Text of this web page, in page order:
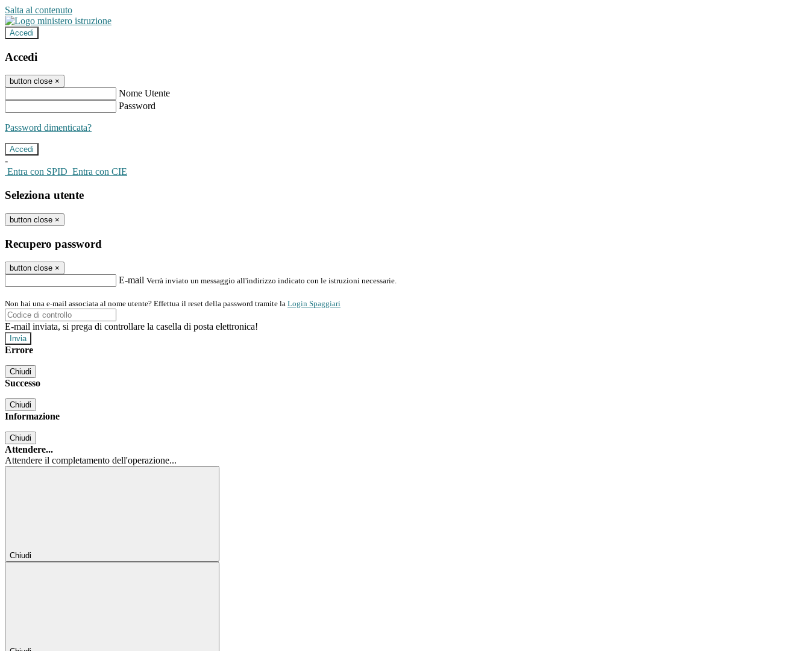
Salta al contenuto
Accedi
Accedi
button close ×
Nome Utente
Password
Password dimenticata?
-
Entra con SPID Entra con CIE
Seleziona utente
button close ×
Recupero password
button close ×
E-mail Verrà inviato un messaggio all'indirizzo indicato con le istruzioni necessarie.
Non hai una e-mail associata al nome utente? Effettua il reset della password tramite la Login Spaggiari
E-mail inviata, si prega di controllare la casella di posta elettronica!
Errore
Chiudi
Successo
Chiudi
Informazione
Chiudi
Attendere...
Attendere il completamento dell'operazione...
Chiudi